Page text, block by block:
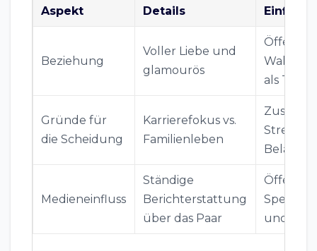
Aspekt Details Einfluss
Beziehung
Voller Liebe und
glamourös
als
Gründe für
die Scheidung
Karrierefokus vs.
Familienleben
Stress
Medieneinfluss
Ständige
Berichterstattung
über das Paar
und